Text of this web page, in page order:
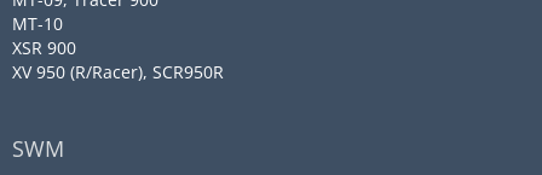
MT-10
XSR 900
XV 950 (R/Racer), SCR950R
SWM